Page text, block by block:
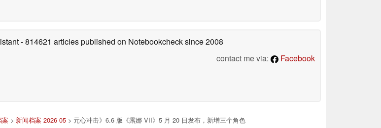
- 814621 articles published on Notebookchecksince 2008
contact me via:
Facebook
案 > 新闻档案 2026 05 > 元心冲击》6.6 版《露娜 VII》5 月 20 日发布，新增三个角色